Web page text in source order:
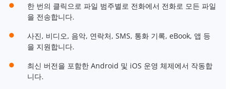
한 번의 클릭으로 파일 범주별로 전화에서 전화로 모든 파일
을 전송합니다.
사진, 비디오, 음악, 연락처, SMS, 통화 기록, eBook, 앱 등
을 지원합니다.
최신 버전을 포함한 Android 및 iOS 운영 체제에서 작동합
니다.